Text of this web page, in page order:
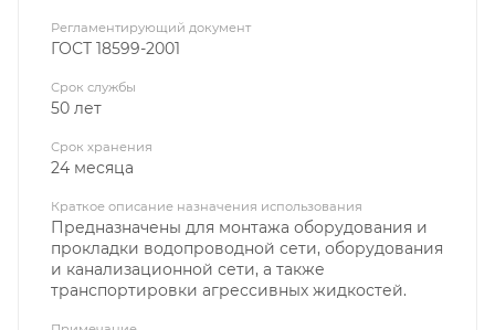
Регламентирующий документ
ГОСТ 18599-2001
Срок службы
50 лет
Срок хранения
24 месяца
Краткое описание назначения использования
Предназначены для монтажа оборудования и
прокладки водопроводной сети, оборудования
и канализационной сети, а также
транспортировки агрессивных жидкостей.